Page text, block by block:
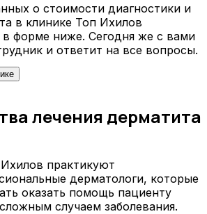
о стоимости диагностики и
в клинике Топ Ихилов
в форме ниже. Сегодня же с вами
и ответит на все вопросы.
лечения дерматита
практикуют
дерматологи, которые
оказать помощь пациенту
случаем заболевания.